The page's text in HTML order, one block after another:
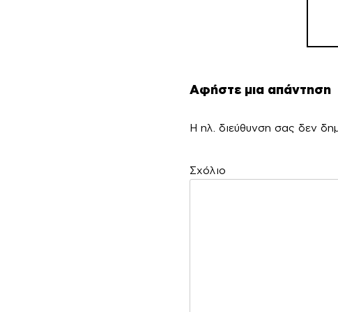
Αφήστε μια απάντηση
Η ηλ. διεύθυνση σας δεν